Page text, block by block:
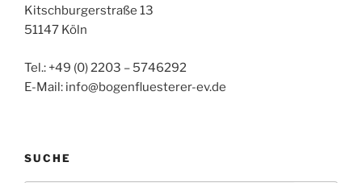
Kitschburgerstraße 13
51147 Köln
Tel.: +49 (0) 2203 – 5746292
E-Mail: info@bogenfluesterer-ev.de
SUCHE